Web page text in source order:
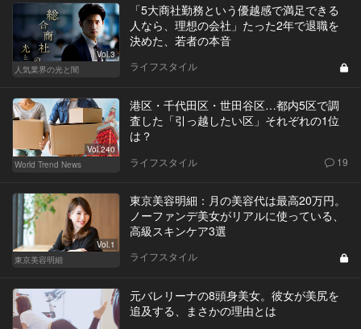
Vol.3
人気業界の光と闇
「5大商社勤務という優越感で満足できる
人なら、理想の会社」たった2年で退職を
決めた、若者の本音
ライフスタイル
Vol.240
World Trend News
港区・千代田区・世田谷区…都内5区で調
査した「引っ越したい区」それぞれの1位
は？
ライフスタイル 19
Vol.1
東京美容明細
東京美容明細：月の美容代は最高20万円。
ノーファンデ美女がリアルに使っている、
高級スキンケア3選
ライフスタイル
元バレリーナの8頭身美女。彼女が美尻を
追及する、まさかの理由とは